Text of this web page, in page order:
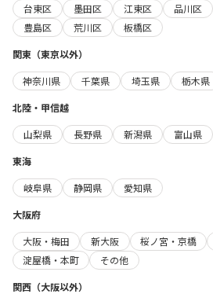
台東区
墨田区 江東区 品川区
豊島区
荒川区
板橋区
関東（東京以外）
神奈川県
千葉県 埼玉県 栃木県
北陸・甲信越
山梨県
長野県 新潟県 富山県
東海
岐阜県
静岡県
愛知県
大阪府
大阪・梅田
新大阪 桜ノ宮・京橋
淀屋橋・本町
その他
関西（大阪以外）